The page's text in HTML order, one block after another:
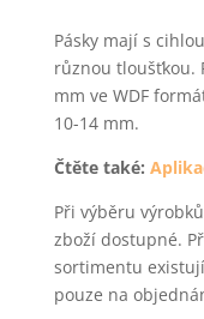
Pásky mají s
různou tloušťkou.
mm ve WDF
10-14 mm.
Čtěte také:
Při výběru
zboží dostupné.
sortimentu
pouze na